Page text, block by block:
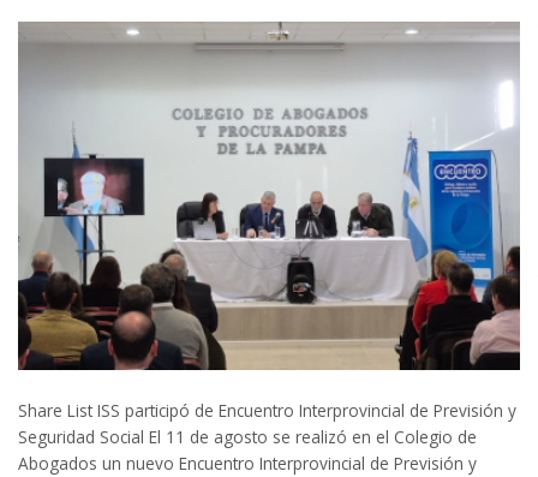
Share List ISS participó de Encuentro Interprovincial de Previsión y
Seguridad Social El 11 de agosto se realizó en el Colegio de
Abogados un nuevo Encuentro Interprovincial de Previsión y